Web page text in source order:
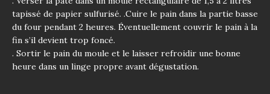
tapissé de papier sulfurisé. .Cuire le pain dans la partie basse
du four pendant 2 heures. Éventuellement couvrir le pain à la
fin s’il devient trop foncé.
. Sortir le pain du moule et le laisser refroidir une bonne
heure dans un linge propre avant dégustation.